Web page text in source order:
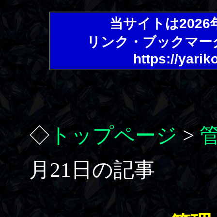
当サイトは2026
リンク・ブックマ
https://
◇ トップページ >
月21日の記事